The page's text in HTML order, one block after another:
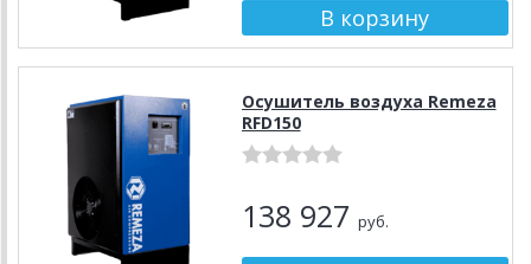
Осушитель воздуха Remeza
RFD150
138 927 руб.